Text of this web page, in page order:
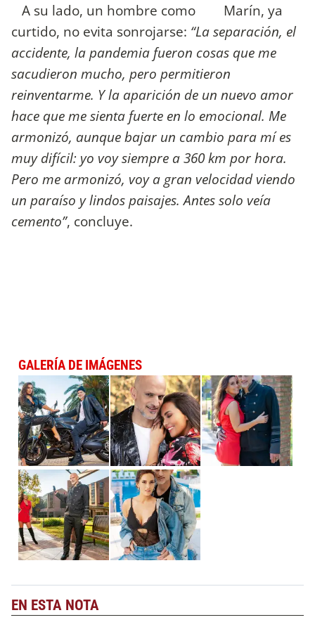
A su lado, un hombre como Marín, ya
curtido, no evita sonrojarse: “La separación, el
accidente, la pandemia fueron cosas que me
sacudieron mucho, pero permitieron
reinventarme. Y la aparición de un nuevo amor
hace que me sienta fuerte en lo emocional. Me
armonizó, aunque bajar un cambio para mí es
muy difícil: yo voy siempre a 360 km por hora.
Pero me armonizó, voy a gran velocidad viendo
un paraíso y lindos paisajes. Antes solo veía
cemento”, concluye.
GALERÍA DE IMÁGENES
EN ESTA NOTA